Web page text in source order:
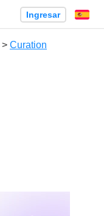
Ingresar
> Curation